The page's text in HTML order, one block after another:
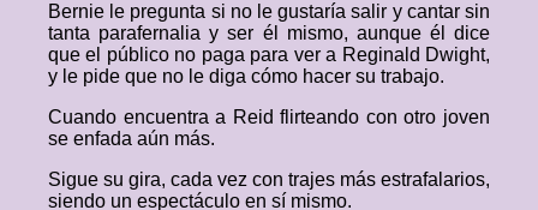
Bernie le pregunta si no le gustaría salir y cantar sin
tanta parafernalia y ser él mismo, aunque él dice
que el público no paga para ver a Reginald Dwight,
y le pide que no le diga cómo hacer su trabajo.
Cuando encuentra a Reid flirteando con otro joven
se enfada aún más.
Sigue su gira, cada vez con trajes más estrafalarios,
siendo un espectáculo en sí mismo.